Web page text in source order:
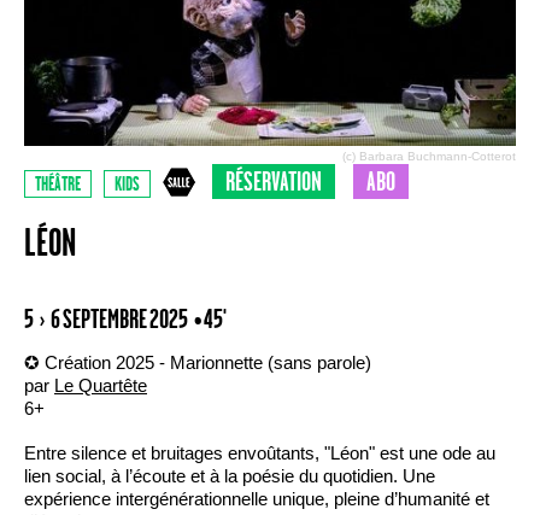
(c) Barbara Buchmann-Cotterot
THÉÂTRE KIDS RÉSERVATION ABO
LÉON
5 › 6 SEPTEMBRE 2025 • 45'
✪ Création 2025 - Marionnette (sans parole)
par Le Quartête
6+
Entre silence et bruitages envoûtants, "Léon" est une ode au
lien social, à l’écoute et à la poésie du quotidien. Une
expérience intergénérationnelle unique, pleine d’humanité et